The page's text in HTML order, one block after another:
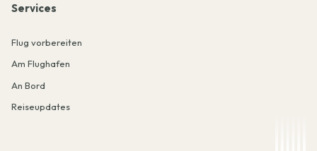
Services
Flug vorbereiten
Am Flughafen
An Bord
Reiseupdates